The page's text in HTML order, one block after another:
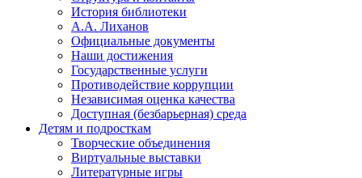
История библиотеки
А.А. Лиханов
Официальные документы
Наши достижения
Государственные услуги
Противодействие коррупции
Независимая оценка качества
Доступная (безбарьерная) среда
Детям и подросткам
Творческие объединения
Виртуальные выставки
Литературные игры